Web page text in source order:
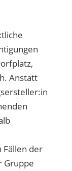
Anstatt
Fällen der
Gruppe